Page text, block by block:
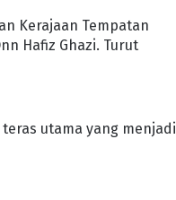
Kerajaan Tempatan
Hafiz Ghazi. Turut
utama yang menjadi